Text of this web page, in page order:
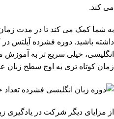
می کند.
به شما کمک می کند تا در مدت زمان
داشته باشید. دوره فشرده آیلتس
انگلیسی، خیلی سریع تر به آموزش
زمان کوتاه تری به اوج سطح
از مزایای دیگر شرکت در یادگیری